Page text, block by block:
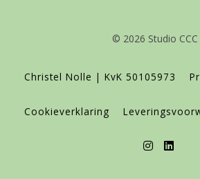
© 2026 Studio CCC
Christel Nolle | KvK 50105973
Cookieverklaring